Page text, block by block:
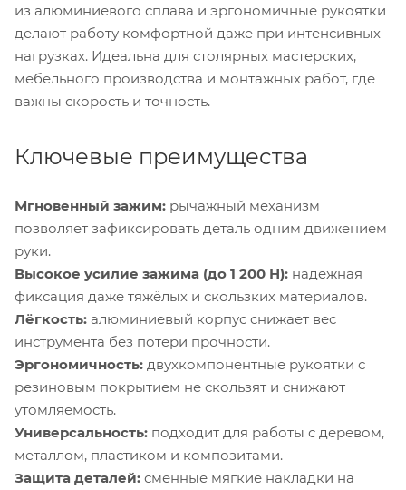
из алюминиевого сплава и эргономичные рукоятки
делают работу комфортной даже при интенсивных
нагрузках. Идеальна для столярных мастерских,
мебельного производства и монтажных работ, где
важны скорость и точность.
Ключевые преимущества
Мгновенный зажим: рычажный механизм
позволяет зафиксировать деталь одним движением
руки.
Высокое усилие зажима (до 1 200 Н): надёжная
фиксация даже тяжёлых и скользких материалов.
Лёгкость: алюминиевый корпус снижает вес
инструмента без потери прочности.
Эргономичность: двухкомпонентные рукоятки с
резиновым покрытием не скользят и снижают
утомляемость.
Универсальность: подходит для работы с деревом,
металлом, пластиком и композитами.
Защита деталей: сменные мягкие накладки на